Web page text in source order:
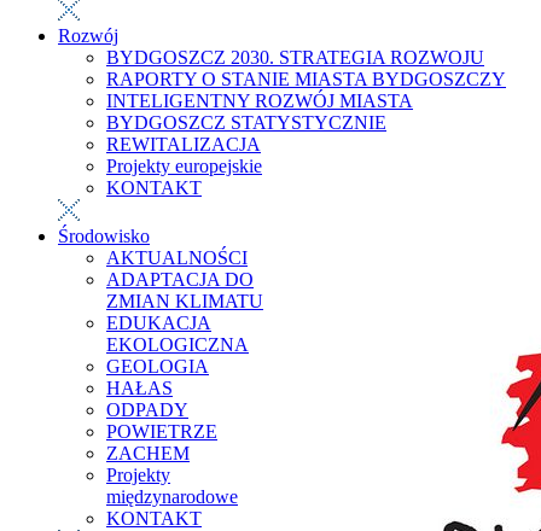
Rozwój
BYDGOSZCZ 2030. STRATEGIA ROZWOJU
RAPORTY O STANIE MIASTA BYDGOSZCZY
INTELIGENTNY ROZWÓJ MIASTA
BYDGOSZCZ STATYSTYCZNIE
REWITALIZACJA
Projekty europejskie
KONTAKT
Środowisko
AKTUALNOŚCI
ADAPTACJA DO
ZMIAN KLIMATU
EDUKACJA
EKOLOGICZNA
GEOLOGIA
HAŁAS
ODPADY
POWIETRZE
ZACHEM
Projekty
międzynarodowe
KONTAKT